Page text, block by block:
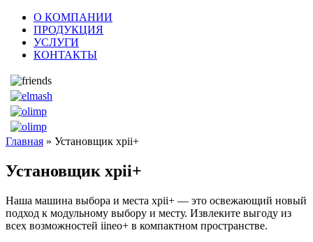
О КОМПАНИИ
ПРОДУКЦИЯ
УСЛУГИ
КОНТАКТЫ
Главная » Установщик xpii+
Установщик xpii+
Наша машина выбора и места xpii+ — это освежающий новый
подход к модульному выбору и месту. Извлеките выгоду из
всех возможностей iineo+ в компактном пространстве.